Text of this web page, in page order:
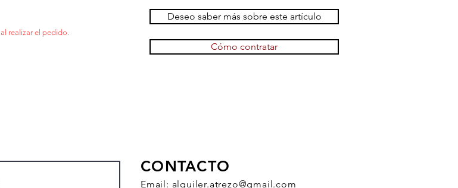
Deseo saber más sobre este artículo
realizar el pedido.
Cómo contratar
CONTACTO
Email: alquiler.atrezo@gmail.com